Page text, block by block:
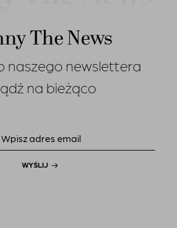
The News
naszego newslettera
na bieżąco
WYŚLIJ